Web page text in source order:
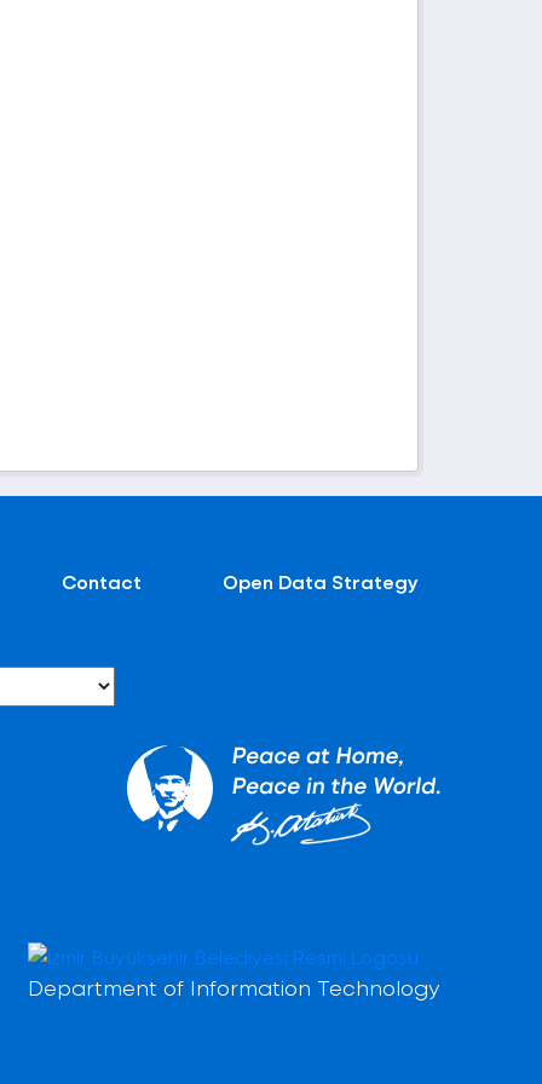
Contact Open Data Strategy
Department of Information Technology